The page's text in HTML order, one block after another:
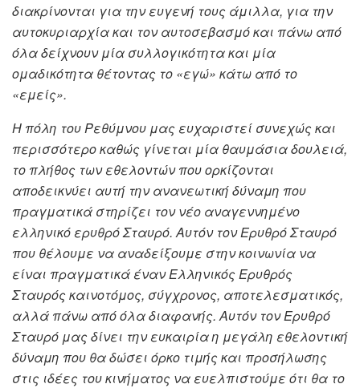
διακρίνονται για την ευγενή τους άμιλλα, για την
αυτοκυριαρχία και τον αυτοσεβασμό και πάνω από
όλα δείχνουν μία συλλογικότητα και μία
ομαδικότητα θέτοντας το «εγώ» κάτω από το
«εμείς».
Η πόλη του Ρεθύμνου μας ευχαριστεί συνεχώς και
περισσότερο καθώς γίνεται μία θαυμάσια δουλειά,
το πλήθος των εθελοντών που ορκίζονται
αποδεικνύει αυτή την ανανεωτική δύναμη που
πραγματικά στηρίζει τον νέο αναγεννημένο
ελληνικό ερυθρό Σταυρό. Αυτόν τον Ερυθρό Σταυρό
που θέλουμε να αναδείξουμε στην κοινωνία να
είναι πραγματικά έναν Ελληνικός Ερυθρός
Σταυρός καινοτόμος, σύγχρονος, αποτελεσματικός,
αλλά πάνω από όλα διαφανής. Αυτόν τον Ερυθρό
Σταυρό μας δίνει την ευκαιρία η μεγάλη εθελοντική
δύναμη που θα δώσει όρκο τιμής και προσήλωσης
στις ιδέες του κινήματος να ευελπιστούμε ότι θα το